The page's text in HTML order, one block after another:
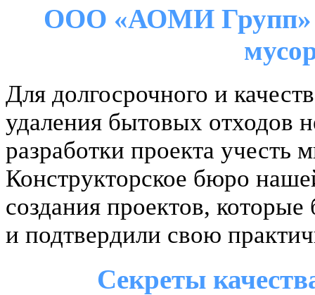
ООО «АОМИ Групп»
Для долгосрочного и
удаления бытовых отходов
разработки проекта учесть
Конструкторское бюро
создания проектов,
и подтвердили свою
Секреты